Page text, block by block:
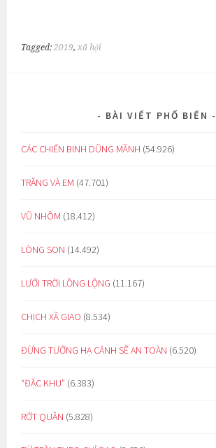
Tagged:2019, xã hội
BÀI VIẾT PHỔ BIẾN
CÁC CHIẾN BINH DŨNG MÃNH (54.926)
TRĂNG VÀ EM (47.701)
VŨ NHÔM (18.412)
LÒNG SON (14.492)
LƯỚI TRỜI LỒNG LỘNG (11.167)
CHỊCH XÃ GIAO (8.534)
ĐỪNG TƯỞNG HẠ CÁNH SẼ AN TOÀN (6.520)
“ĐẶC KHU” (6.383)
RỚT QUẦN (5.828)